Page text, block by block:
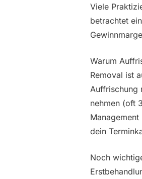
Viele
betrachtet
Warum
Removal ist
Auffrischung
nehmen (oft
dein
Noch